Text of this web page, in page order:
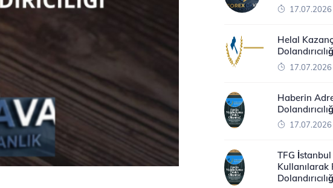
Helal
Haberin
TFG
Kullanılarak